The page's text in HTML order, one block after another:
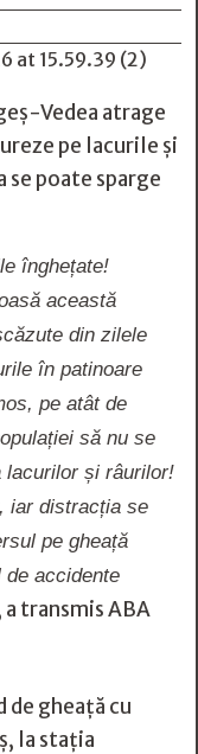
Vedea atrage
pe lacurile și
poate sparge
înghețate!
această
din zilele
în patinoare
pe atât de
să nu se
lacurilor și râurilor!
iar distracția se
pe gheață
de accidente
a transmis ABA
gheață cu
la stația